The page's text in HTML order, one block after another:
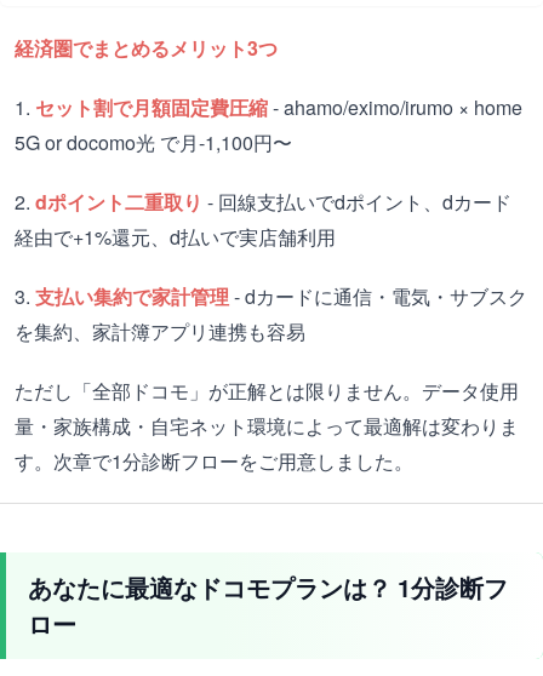
経済圏でまとめるメリット3つ
1. セット割で月額固定費圧縮- ahamo/eximo/irumo × home
5G or docomo光 で月-1,100円〜
2. dポイント二重取り - 回線支払いでdポイント、dカード
経由で+1%還元、d払いで実店舗利用
3. 支払い集約で家計管理 - dカードに通信・電気・サブスク
を集約、家計簿アプリ連携も容易
ただし「全部ドコモ」が正解とは限りません。データ使用
量・家族構成・自宅ネット環境によって最適解は変わりま
す。次章で1分診断フローをご用意しました。
あなたに最適なドコモプランは？ 1分診断フ
ロー